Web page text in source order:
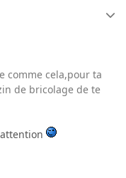
comme cela,pour ta
de bricolage de te